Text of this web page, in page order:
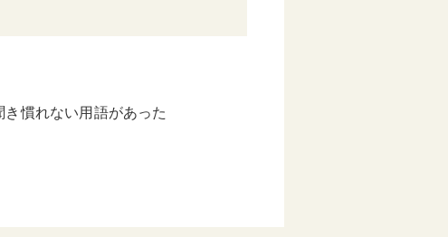
き慣れない用語があった